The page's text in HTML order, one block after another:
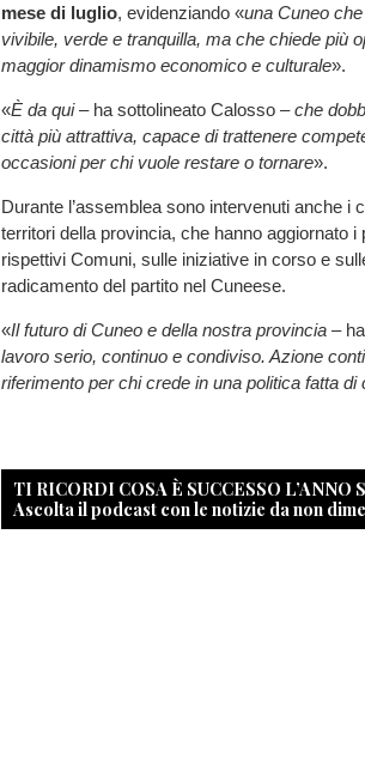
mese di luglio, evidenziando «una Cuneo
vivibile, verde e tranquilla, ma che chiede più
maggior dinamismo economico e culturale».
«È da qui– ha sottolineato Calosso –che
città più attrattiva, capace di trattenere
occasioni per chi vuole restare o tornare».
Durante l’assemblea sono intervenuti anche i
territori della provincia, che hanno aggiornato
rispettivi Comuni, sulle iniziative in corso e
radicamento del partito nel Cuneese.
«Il futuro di Cuneo e della nostra provincia –
lavoro serio, continuo e condiviso. Azione
riferimento per chi crede in una politica fatta
TI RICORDI COSA È SUCCESSO L’ANNO
Ascolta il podcast con le notizie da non